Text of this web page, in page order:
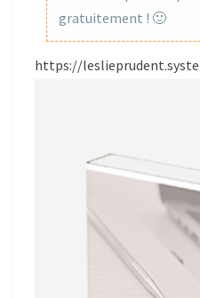
gratuitement ! 🙂
https://